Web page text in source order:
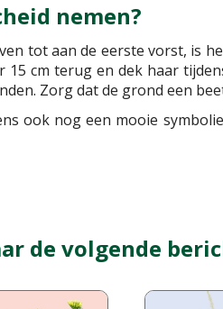
nemen?
tot aan de eerste vorst, is
cm terug en dek haar
Zorg dat de grond een
ook nog een mooie
de volgende